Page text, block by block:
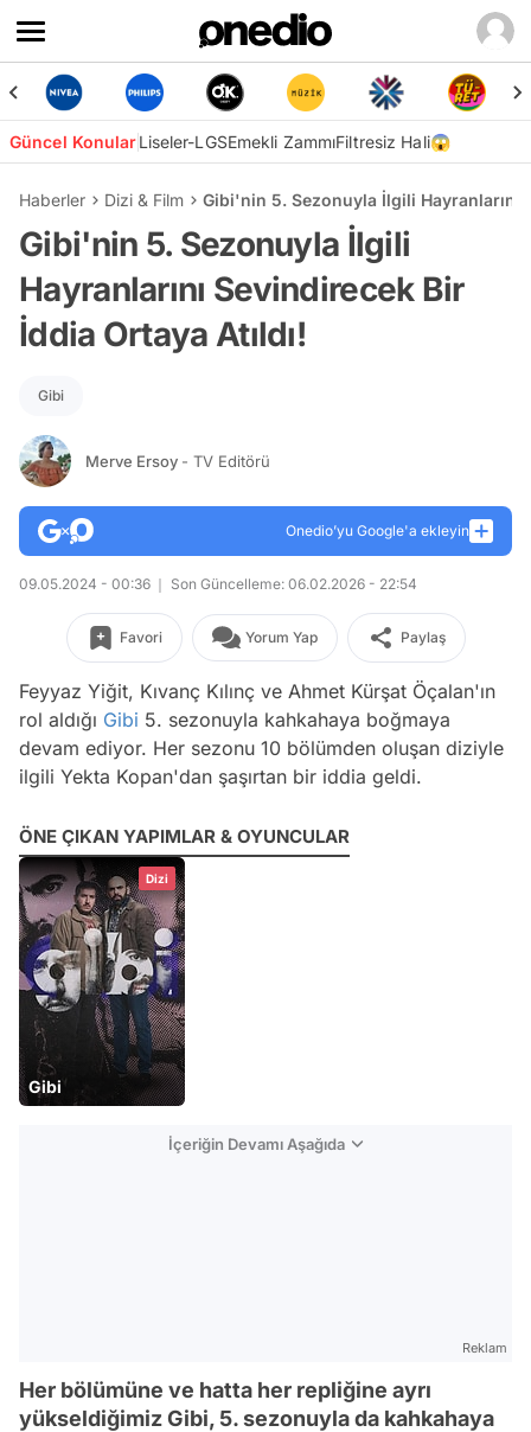
Güncel KonularLiseler-LGSEmekli ZammıFiltresiz Hali😱
Haberler Dizi & Film Gibi'nin 5. Sezonuyla İlgili Hayranlarını
Gibi'nin 5. Sezonuyla İlgili
Hayranlarını Sevindirecek Bir
İddia Ortaya Atıldı!
Gibi
Merve Ersoy - TV Editörü
Onedio’yu Google'a ekleyin
09.05.2024 - 00:36 Son Güncelleme: 06.02.2026 - 22:54
Favori Yorum Yap Paylaş
Feyyaz Yiğit, Kıvanç Kılınç ve Ahmet Kürşat Öçalan'ın
rol aldığı Gibi 5. sezonuyla kahkahaya boğmaya
devam ediyor. Her sezonu 10 bölümden oluşan diziyle
ilgili Yekta Kopan'dan şaşırtan bir iddia geldi.
ÖNE ÇIKAN YAPIMLAR & OYUNCULAR
Dizi
Gibi
İçeriğin Devamı Aşağıda
Reklam
Her bölümüne ve hatta her repliğine ayrı
yükseldiğimiz Gibi, 5. sezonuyla da kahkahaya